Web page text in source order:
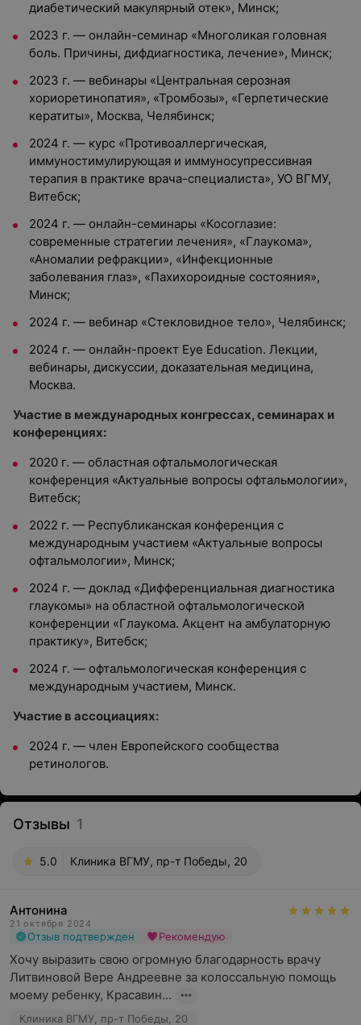
диабетический макулярный отек», Минск;
2023 г. — онлайн-семинар «Многоликая головная
боль. Причины, дифдиагностика, лечение», Минск;
2023 г. — вебинары «Центральная серозная
хориоретинопатия», «Тромбозы», «Герпетические
кератиты», Москва, Челябинск;
2024 г. — курс «Противоаллергическая,
иммуностимулирующая и иммуносупрессивная
терапия в практике врача-специалиста», УО ВГМУ,
Витебск;
2024 г. — онлайн-семинары «Косоглазие:
современные стратегии лечения», «Глаукома»,
«Аномалии рефракции», «Инфекционные
заболевания глаз», «Пахихороидные состояния»,
Минск;
2024 г. — вебинар «Стекловидное тело», Челябинск;
2024 г. — онлайн-проект Eye Education. Лекции,
вебинары, дискуссии, доказательная медицина,
Москва.
Участие в международных конгрессах, семинарах и
конференциях:
2020 г. — областная офтальмологическая
конференция «Актуальные вопросы офтальмологии»,
Витебск;
2022 г. — Республиканская конференция с
международным участием «Актуальные вопросы
офтальмологии», Минск;
2024 г. — доклад «Дифференциальная диагностика
глаукомы» на областной офтальмологической
конференции «Глаукома. Акцент на амбулаторную
практику», Витебск;
2024 г. — офтальмологическая конференция с
международным участием, Минск.
Участие в ассоциациях:
2024 г. — член Европейского сообщества
ретинологов.
Отзывы 1
5.0 Клиника ВГМУ, пр-т Победы, 20
Антонина
21 октября 2024
Отзыв подтвержден Рекомендую
Хочу выразить свою огромную благодарность врачу
Литвиновой Вере Андреевне за колоссальную помощь
моему ребенку, Красавин...
Клиника ВГМУ, пр-т Победы, 20